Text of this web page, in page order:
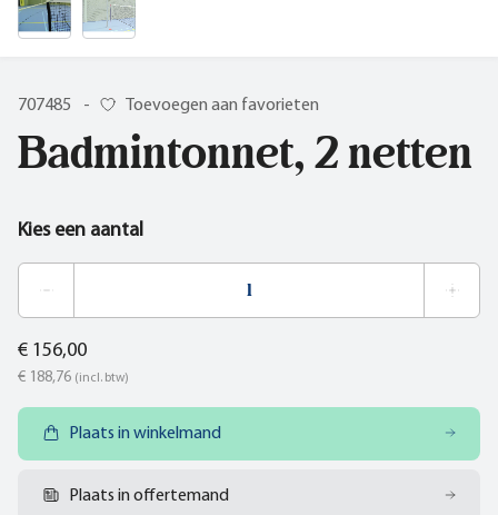
707485 - Toevoegen aan favorieten
Badmintonnet, 2 netten
Kies een aantal
€ 156,00
€ 188,76 (incl. btw)
Plaats in winkelmand
Plaats in offertemand